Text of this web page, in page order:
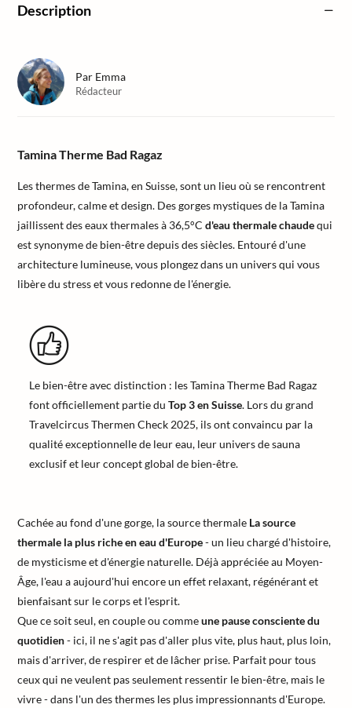
Description
Tamina Therme Bad Ragaz
Les thermes de Tamina, en Suisse, sont un lieu où se rencontrent
profondeur, calme et design. Des gorges mystiques de la Tamina
jaillissent des eaux thermales à 36,5°C d'eau thermale chaudequi
est synonyme de bien-être depuis des siècles. Entouré d'une
architecture lumineuse, vous plongez dans un univers qui vous
libère du stress et vous redonne de l'énergie.
Le bien-être avec distinction : les Tamina Therme Bad Ragaz
font officiellement partie du Top 3 en Suisse. Lors du grand
Travelcircus Thermen Check 2025, ils ont convaincu par la
qualité exceptionnelle de leur eau, leur univers de sauna
exclusif et leur concept global de bien-être.
Cachée au fond d'une gorge, la source thermale La source
thermale la plus riche en eau d'Europe- un lieu chargé d'histoire,
de mysticisme et d'énergie naturelle. Déjà appréciée au Moyen-
Âge, l'eau a aujourd'hui encore un effet relaxant, régénérant et
bienfaisant sur le corps et l'esprit.
Que ce soit seul, en couple ou commeune pause consciente du
quotidien- ici, il ne s'agit pas d'aller plus vite, plus haut, plus loin,
mais d'arriver, de respirer et de lâcher prise. Parfait pour tous
ceux qui ne veulent pas seulement ressentir le bien-être, mais le
vivre - dans l'un des thermes les plus impressionnants d'Europe.
Par Emma
Rédacteur